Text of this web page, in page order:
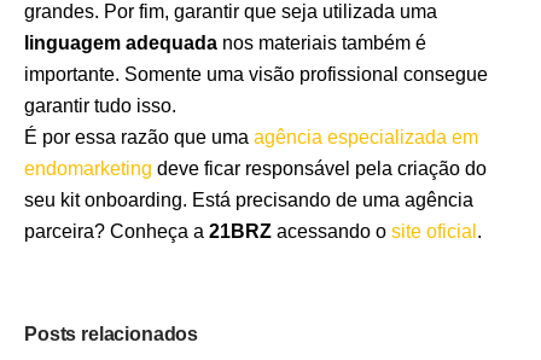
grandes. Por fim, garantir que seja utilizada uma
linguagem adequada nos materiais também é
importante. Somente uma visão profissional consegue
garantir tudo isso.
É por essa razão que uma agência especializada em
endomarketing deve ficar responsável pela criação do
seu kit onboarding. Está precisando de uma agência
parceira? Conheça a 21BRZ acessando o site oficial .
Posts relacionados